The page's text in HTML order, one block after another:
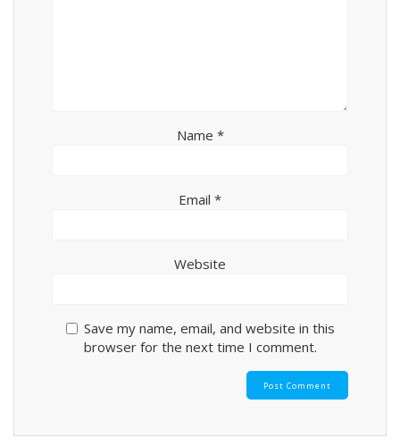
Name *
Email *
Website
Save my name, email, and website in this
browser for the next time I comment.